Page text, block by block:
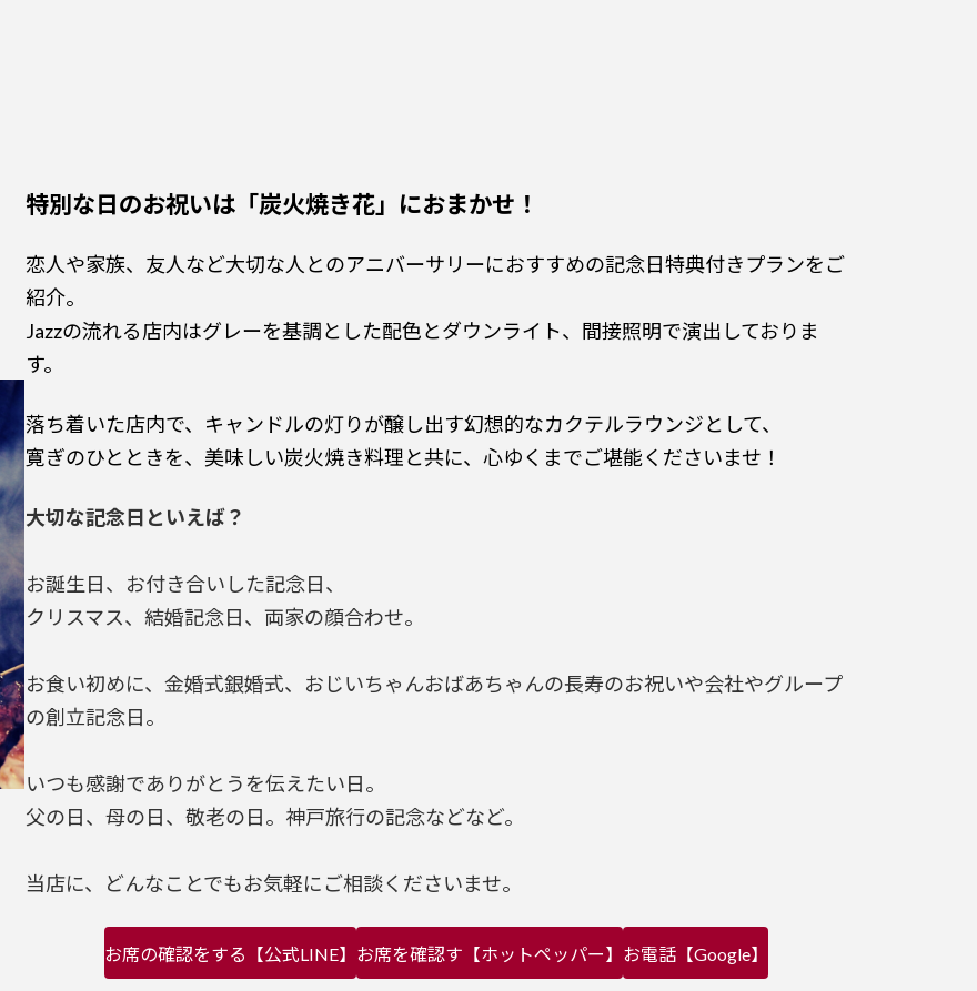
特別な日のお祝いは「炭火焼き花」におまかせ！
恋人や家族、友人など大切な人とのアニバーサリーにおすすめの記念日特典付きプランをご
紹介。
Jazzの流れる店内はグレーを基調とした配色とダウンライト、間接照明で演出しておりま
す。
落ち着いた店内で、キャンドルの灯りが醸し出す幻想的なカクテルラウンジとして、
寛ぎのひとときを、美味しい炭火焼き料理と共に、心ゆくまでご堪能くださいませ！
大切な記念日といえば？
お誕生日、お付き合いした記念日、
クリスマス、結婚記念日、両家の顔合わせ。
お食い初めに、金婚式銀婚式、おじいちゃんおばあちゃんの長寿のお祝いや会社やグループ
の創立記念日。
いつも感謝でありがとうを伝えたい日。
父の日、母の日、敬老の日。神戸旅行の記念などなど。
当店に、どんなことでもお気軽にご相談くださいませ。
お席の確認をする【公式LINE】 お席を確認す【ホットペッパー】 お電話【Google】